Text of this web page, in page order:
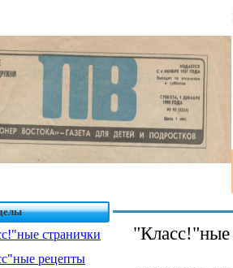
странички
рецепты
"Класс!"ные